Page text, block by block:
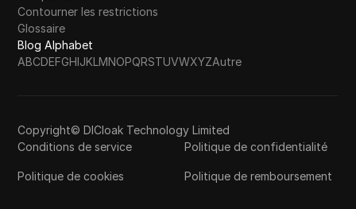
Contourner les restrictions
Glossaire
Blog Alphabet
ABCDEFGHIJKLMNOPQRSTUVWXYZAutre
Copyright© DICloak Technology Limited
Conditions de service
Politique de confidentialité
Politique de cookies Politique de remboursement